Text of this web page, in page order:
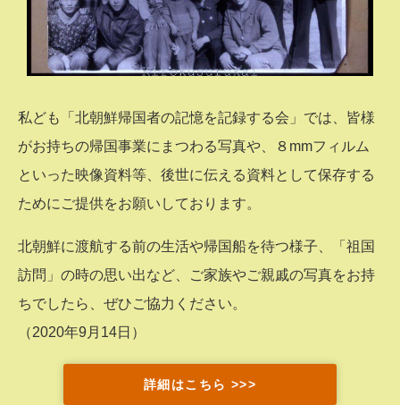
私ども「北朝鮮帰国者の記憶を記録する会」では、皆様
がお持ちの帰国事業にまつわる写真や、８mmフィルム
といった映像資料等、後世に伝える資料として保存する
ためにご提供をお願いしております。
北朝鮮に渡航する前の生活や帰国船を待つ様子、「祖国
訪問」の時の思い出など、ご家族やご親戚の写真をお持
ちでしたら、ぜひご協力ください。
（2020年9月14日）
詳細はこちら >>>